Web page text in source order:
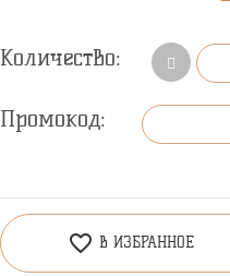
Количество:
Промокод:
favorite_border В ИЗБРАННОЕ